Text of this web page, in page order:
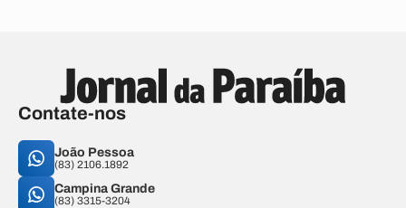
Contate-nos
João Pessoa
(83) 2106.1892
Campina Grande
(83) 3315-3204